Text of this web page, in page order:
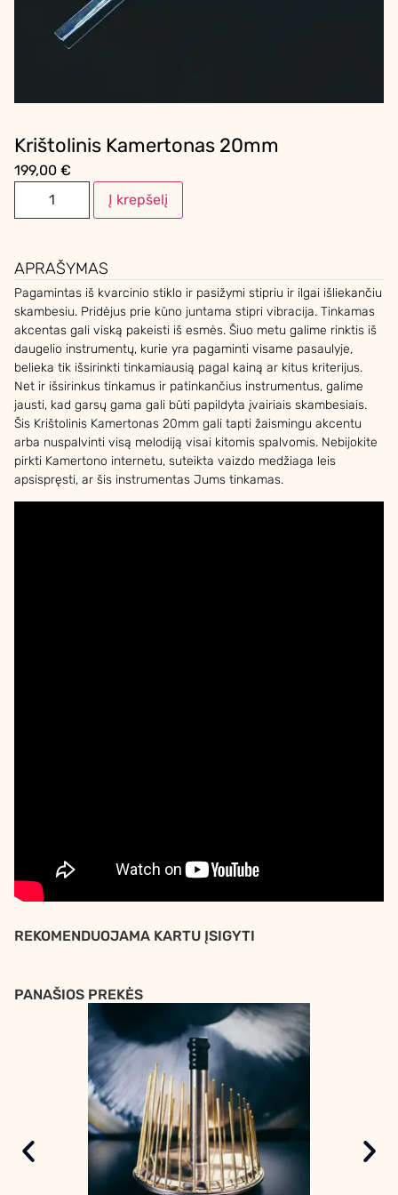
Krištolinis Kamertonas 20mm
199,00 €
Į krepšelį
APRAŠYMAS
Pagamintas iš kvarcinio stiklo ir pasižymi stipriu ir ilgai išliekančiu
skambesiu. Pridėjus prie kūno juntama stipri vibracija. Tinkamas
akcentas gali viską pakeisti iš esmės. Šiuo metu galime rinktis iš
daugelio instrumentų, kurie yra pagaminti visame pasaulyje,
belieka tik išsirinkti tinkamiausią pagal kainą ar kitus kriterijus.
Net ir išsirinkus tinkamus ir patinkančius instrumentus, galime
jausti, kad garsų gama gali būti papildyta įvairiais skambesiais.
Šis Krištolinis Kamertonas 20mm gali tapti žaismingu akcentu
arba nuspalvinti visą melodiją visai kitomis spalvomis. Nebijokite
pirkti Kamertono internetu, suteikta vaizdo medžiaga leis
apsispręsti, ar šis instrumentas Jums tinkamas.
REKOMENDUOJAMA KARTU ĮSIGYTI
PANAŠIOS PREKĖS